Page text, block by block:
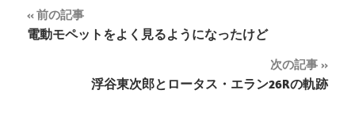
投
稿
前の記事
電動モペットをよく見るようになったけど
次の記事
浮谷東次郎とロータス・エラン26Rの軌跡